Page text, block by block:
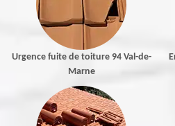
Urgence fuite de toiture 94 Val-de-
Marne